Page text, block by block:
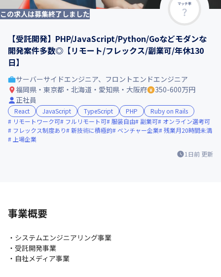
マッチ率
この求人は募集終了しました
【受託開発】PHP/JavaScript/Python/Goなどモダンな
開発案件多数◎【リモート/フレックス/副業可/年休130
日】
1日前 更新
サーバーサイドエンジニア、フロントエンドエンジニア
福岡県・東京都・北海道・愛知県・大阪府
350-600万円
正社員
React JavaScript TypeScript PHP
Ruby on Rails
リモートワーク可
フルリモート可 服装自由 副業可
オンライン選考可
フレックス制度あり
新技術に積極的 ベンチャー企業 残業月20時間未満
上場企業
事業概要
・システムエンジニアリング事業
・受託開発事業
・自社メディア事業